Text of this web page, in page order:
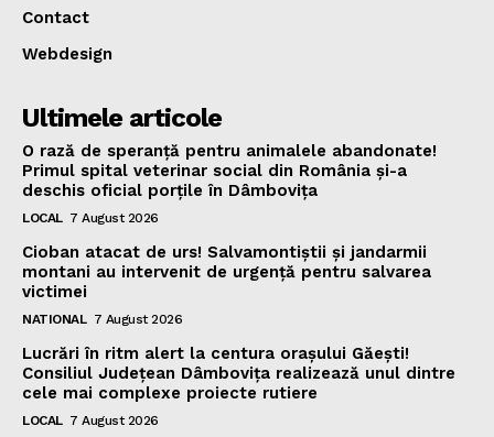
Contact
Webdesign
Ultimele articole
O rază de speranță pentru animalele abandonate!
Primul spital veterinar social din România și-a
deschis oficial porțile în Dâmbovița
LOCAL 7 August 2026
Cioban atacat de urs! Salvamontiștii și jandarmii
montani au intervenit de urgență pentru salvarea
victimei
NATIONAL 7 August 2026
Lucrări în ritm alert la centura orașului Găești!
Consiliul Județean Dâmbovița realizează unul dintre
cele mai complexe proiecte rutiere
LOCAL 7 August 2026